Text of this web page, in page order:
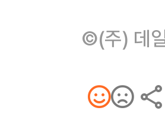
©(주) 데